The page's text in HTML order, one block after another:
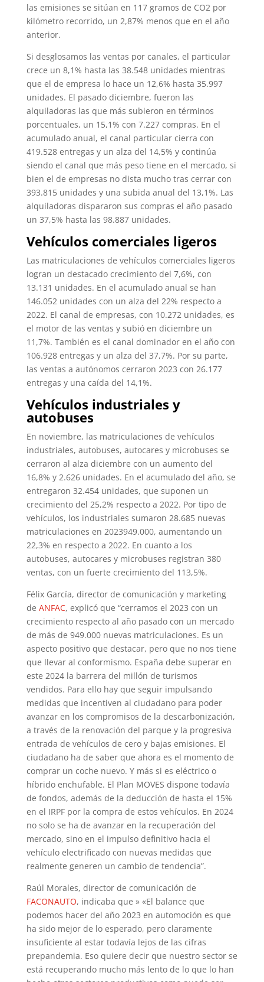
las emisiones se sitúan en 117 gramos de CO2 por
kilómetro recorrido, un 2,87% menos que en el año
anterior.
Si desglosamos las ventas por canales, el particular
crece un 8,1% hasta las 38.548 unidades mientras
que el de empresa lo hace un 12,6% hasta 35.997
unidades. El pasado diciembre, fueron las
alquiladoras las que más subieron en términos
porcentuales, un 15,1% con 7.227 compras. En el
acumulado anual, el canal particular cierra con
419.528 entregas y un alza del 14,5% y continúa
siendo el canal que más peso tiene en el mercado, si
bien el de empresas no dista mucho tras cerrar con
393.815 unidades y una subida anual del 13,1%. Las
alquiladoras dispararon sus compras el año pasado
un 37,5% hasta las 98.887 unidades.
Vehículos comerciales ligeros
Las matriculaciones de vehículos comerciales ligeros
logran un destacado crecimiento del 7,6%, con
13.131 unidades. En el acumulado anual se han
146.052 unidades con un alza del 22% respecto a
2022. El canal de empresas, con 10.272 unidades, es
el motor de las ventas y subió en diciembre un
11,7%. También es el canal dominador en el año con
106.928 entregas y un alza del 37,7%. Por su parte,
las ventas a autónomos cerraron 2023 con 26.177
entregas y una caída del 14,1%.
Vehículos industriales y
autobuses
En noviembre, las matriculaciones de vehículos
industriales, autobuses, autocares y microbuses se
cerraron al alza diciembre con un aumento del
16,8% y 2.626 unidades. En el acumulado del año, se
entregaron 32.454 unidades, que suponen un
crecimiento del 25,2% respecto a 2022. Por tipo de
vehículos, los industriales sumaron 28.685 nuevas
matriculaciones en 2023949.000, aumentando un
22,3% en respecto a 2022. En cuanto a los
autobuses, autocares y microbuses registran 380
ventas, con un fuerte crecimiento del 113,5%.
Félix García, director de comunicación y marketing
de ANFAC, explicó que “cerramos el 2023 con un
crecimiento respecto al año pasado con un mercado
de más de 949.000 nuevas matriculaciones. Es un
aspecto positivo que destacar, pero que no nos tiene
que llevar al conformismo. España debe superar en
este 2024 la barrera del millón de turismos
vendidos. Para ello hay que seguir impulsando
medidas que incentiven al ciudadano para poder
avanzar en los compromisos de la descarbonización,
a través de la renovación del parque y la progresiva
entrada de vehículos de cero y bajas emisiones. El
ciudadano ha de saber que ahora es el momento de
comprar un coche nuevo. Y más si es eléctrico o
híbrido enchufable. El Plan MOVES dispone todavía
de fondos, además de la deducción de hasta el 15%
en el IRPF por la compra de estos vehículos. En 2024
no solo se ha de avanzar en la recuperación del
mercado, sino en el impulso definitivo hacia el
vehículo electrificado con nuevas medidas que
realmente generen un cambio de tendencia”.
Raúl Morales, director de comunicación de
FACONAUTO, indicaba que » «El balance que
podemos hacer del año 2023 en automoción es que
ha sido mejor de lo esperado, pero claramente
insuficiente al estar todavía lejos de las cifras
prepandemia. Eso quiere decir que nuestro sector se
está recuperando mucho más lento de lo que lo han